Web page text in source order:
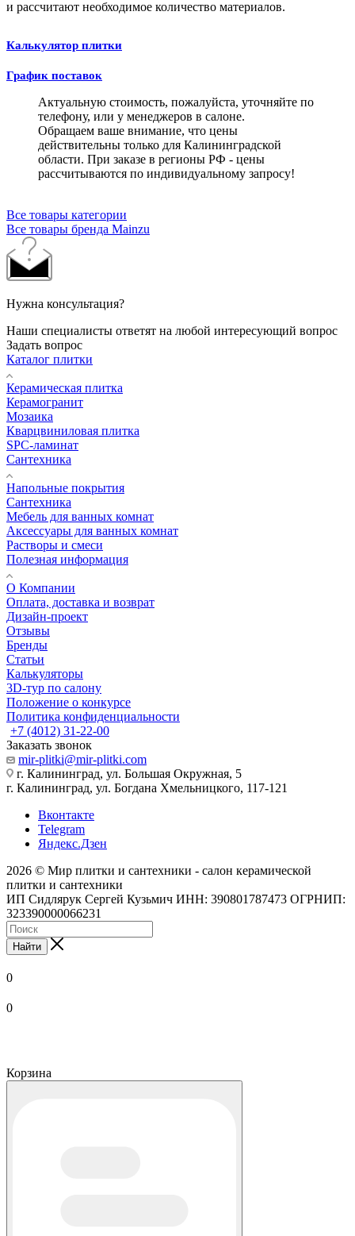
и рассчитают необходимое количество материалов.
Калькулятор плитки
График поставок
Актуальную стоимость, пожалуйста, уточняйте по
телефону, или у менеджеров в салоне.
Обращаем ваше внимание, что цены
действительны только для Калининградской
области. При заказе в регионы РФ - цены
рассчитываются по индивидуальному запросу!
Все товары категории
Все товары бренда Mainzu
Нужна консультация?
Наши специалисты ответят на любой интересующий вопрос
Задать вопрос
Каталог плитки
Керамическая плитка
Керамогранит
Мозаика
Кварцвиниловая плитка
SPC-ламинат
Сантехника
Напольные покрытия
Сантехника
Мебель для ванных комнат
Аксессуары для ванных комнат
Растворы и смеси
Полезная информация
О Компании
Оплата, доставка и возврат
Дизайн-проект
Отзывы
Бренды
Статьи
Калькуляторы
3D-тур по салону
Положение о конкурсе
Политика конфиденциальности
+7 (4012) 31-22-00
Заказать звонок
mir-plitki@mir-plitki.com
г. Калининград, ул. Большая Окружная, 5
г. Калининград, ул. Богдана Хмельницкого, 117-121
Вконтакте
Telegram
Яндекс.Дзен
2026 © Мир плитки и сантехники - салон керамической
плитки и сантехники
ИП Сидлярук Сергей Кузьмич ИНН: 390801787473 ОГРНИП:
323390000066231
Найти
0
0
Корзина